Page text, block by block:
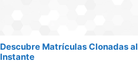
Descubre Matrículas Clonadas al
Instante